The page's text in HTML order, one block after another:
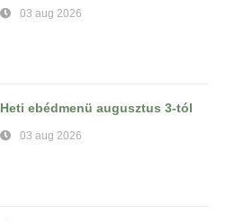
03 aug 2026
Heti ebédmenü augusztus 3-tól
03 aug 2026